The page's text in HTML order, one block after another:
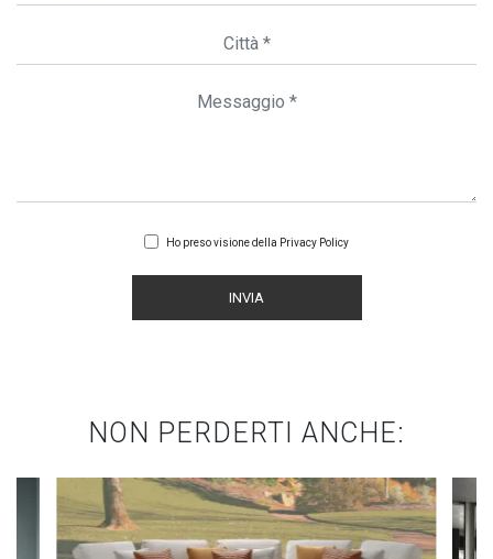
Ho preso visione della Privacy Policy
INVIA
NON PERDERTI ANCHE: